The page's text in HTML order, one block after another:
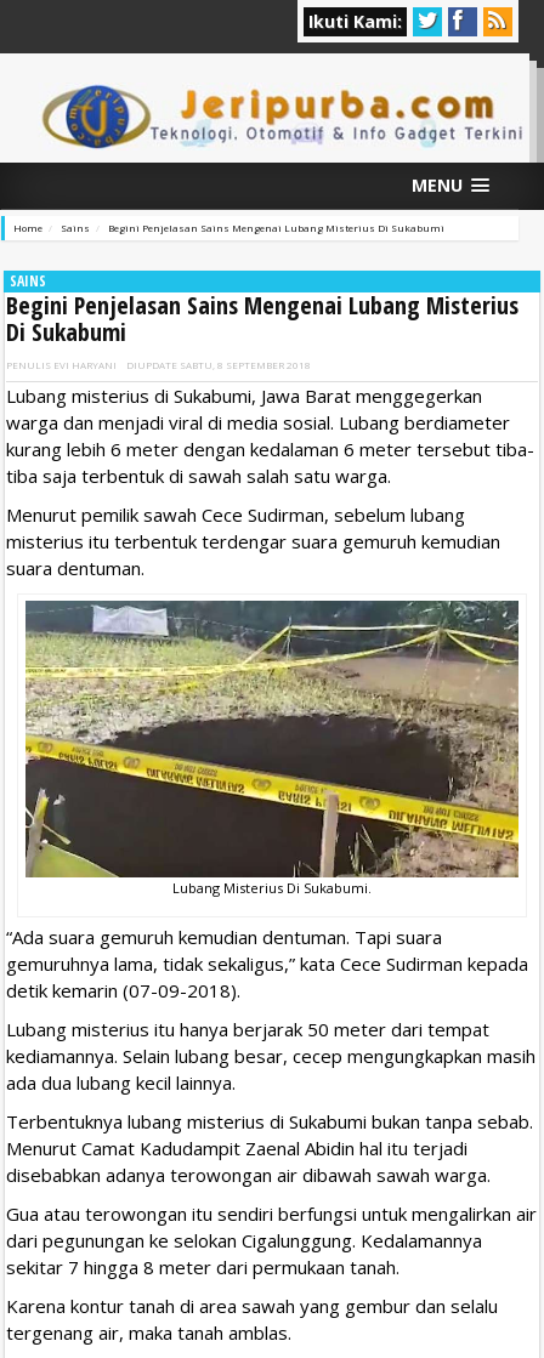
Ikuti Kami:
MENU
Home Sains Begini Penjelasan Sains Mengenai Lubang Misterius Di Sukabumi
SAINS
Begini Penjelasan Sains Mengenai Lubang Misterius
Di Sukabumi
PENULIS EVI HARYANI DIUPDATE SABTU, 8 SEPTEMBER 2018
Lubang misterius di Sukabumi, Jawa Barat menggegerkan
warga dan menjadi viral di media sosial. Lubang berdiameter
kurang lebih 6 meter dengan kedalaman 6 meter tersebut tiba-
tiba saja terbentuk di sawah salah satu warga.
Menurut pemilik sawah Cece Sudirman, sebelum lubang
misterius itu terbentuk terdengar suara gemuruh kemudian
suara dentuman.
Lubang Misterius Di Sukabumi.
“Ada suara gemuruh kemudian dentuman. Tapi suara
gemuruhnya lama, tidak sekaligus,” kata Cece Sudirman kepada
detik kemarin (07-09-2018).
Lubang misterius itu hanya berjarak 50 meter dari tempat
kediamannya. Selain lubang besar, cecep mengungkapkan masih
ada dua lubang kecil lainnya.
Terbentuknya lubang misterius di Sukabumi bukan tanpa sebab.
Menurut Camat Kadudampit Zaenal Abidin hal itu terjadi
disebabkan adanya terowongan air dibawah sawah warga.
Gua atau terowongan itu sendiri berfungsi untuk mengalirkan air
dari pegunungan ke selokan Cigalunggung. Kedalamannya
sekitar 7 hingga 8 meter dari permukaan tanah.
Karena kontur tanah di area sawah yang gembur dan selalu
tergenang air, maka tanah amblas.